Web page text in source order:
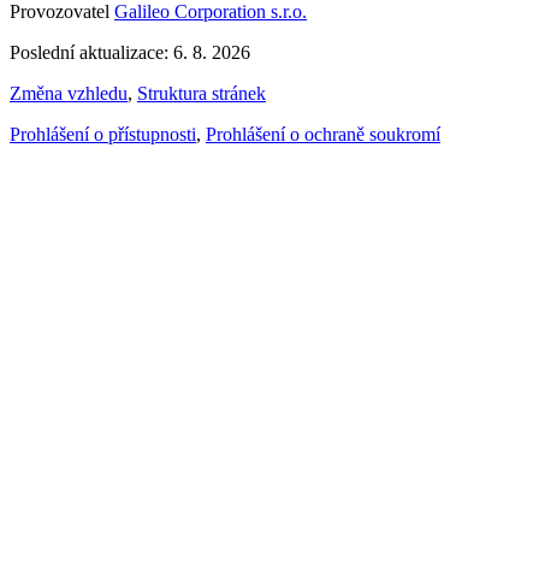
Provozovatel Galileo Corporation s.r.o.
Poslední aktualizace: 6. 8. 2026
Změna vzhledu, Struktura stránek
Prohlášení o přístupnosti, Prohlášení o ochraně soukromí